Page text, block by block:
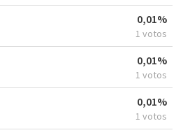
0,01%
1 votos
0,01%
1 votos
0,01%
1 votos